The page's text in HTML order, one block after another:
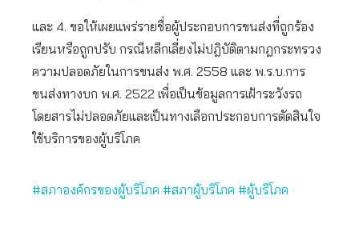
และ 4. ขอให้เผยแพร่รายชื่อผู้ประกอบการขนส่งที่ถูกร้อง
เรียนหรือถูกปรับ กรณีหลีกเลี่ยงไม่ปฎิบัติตามกฎกระทรวง
ความปลอดภัยในการขนส่ง พ.ศ. 2558 และ พ.ร.บ.การ
ขนส่งทางบก พ.ศ. 2522 เพื่อเป็นข้อมูลการเฝ้าระวังรถ
โดยสารไม่ปลอดภัยและเป็นทางเลือกประกอบการตัดสินใจ
ใช้บริการของผู้บริโภค
#สภาองค์กรของผู้บริโภค #สภาผู้บริโภค #ผู้บริโภค